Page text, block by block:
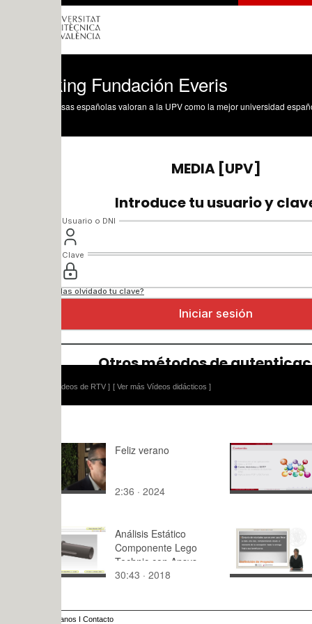
Fundación Everis
[ Ver más Vídeos didácticos ]
Feliz verano
2:36 · 2024
6. Correo
protocolo
8:19 · 2024
Análisis Estático
Componente Lego
Technic con Ansys
Classic v18
30:43 · 2018
Tema 0.1
a gestión
10:57 ·